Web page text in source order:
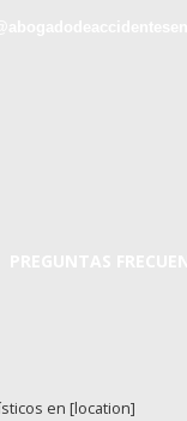
en [location]